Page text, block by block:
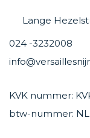
Lange
024 -3232008
KVK nummer:
btw-nummer: